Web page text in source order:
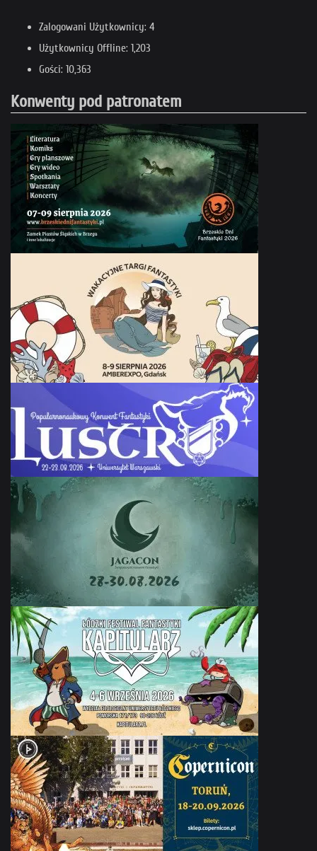
Zalogowani Użytkownicy: 4
Użytkownicy Offline: 1,203
Gości: 10,363
Konwenty pod patronatem